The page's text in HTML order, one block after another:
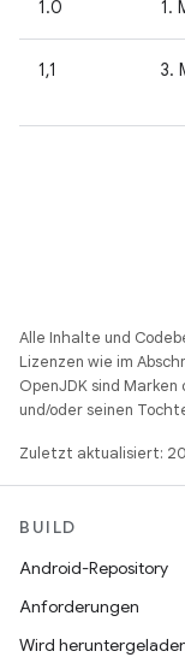
1.0 1.
1,1 3.
Alle Inhalte und
Lizenzen wie im
OpenJDK sind
und/oder seinen
Zuletzt aktualisiert:
BUILD
Android-Repository
Anforderungen
Wird